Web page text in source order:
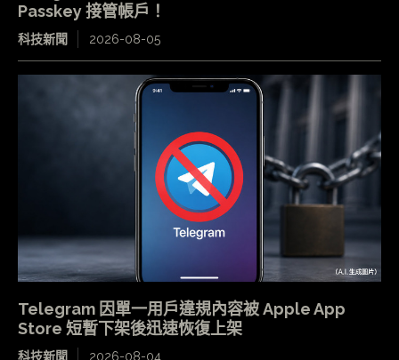
Passkey 接管帳戶！
科技新聞 2026-08-05
Telegram 因單一用戶違規內容被 Apple App
Store 短暫下架後迅速恢復上架
科技新聞 2026-08-04